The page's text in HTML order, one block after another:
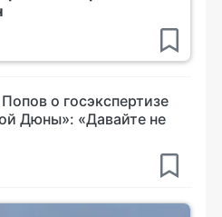
о госэкспертизе
Дюны»: «Давайте не